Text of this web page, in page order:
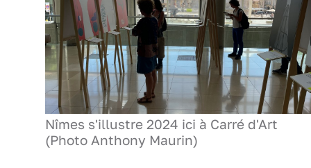
Nîmes s'illustre 2024 ici à Carré d'Art
(Photo Anthony Maurin)